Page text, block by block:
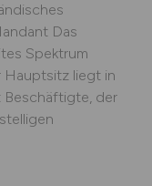
Das
Spektrum
Hauptsitz liegt in
Beschäftigte, der